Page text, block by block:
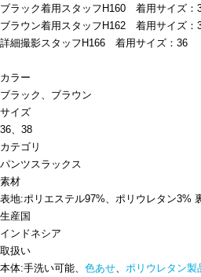
ブラック着用スタッフH160 着用サイズ：
ブラウン着用スタッフH162 着用サイズ：
詳細撮影スタッフH166 着用サイズ：36
カラー
ブラック、ブラウン
サイズ
36、38
カテゴリ
パンツスラックス
素材
表地:ポリエステル97%、ポリウレタン3%
生産国
インドネシア
取扱い
本体:手洗い可能、 色あせ、 ポリウレタン製